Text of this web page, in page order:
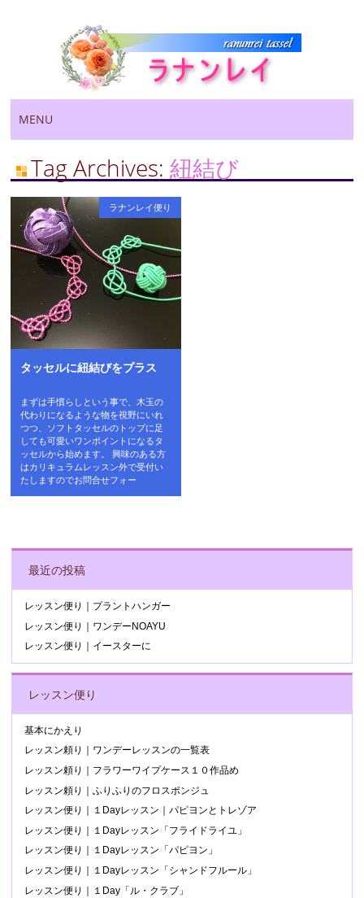
Main menu
to
MENU
Tag Archives:紐結び
ラナンレイ便り
タッセルに紐結びをプラス
まずは手慣らしという事で、木玉の
代わりになるような物を視野にいれ
つつ、ソフトタッセルのトップに足
しても可愛いワンポイントになるタ
ッセルから始めます。 興味のある方
はカリキュラムレッスン外で受付い
たしますのでお問合せフォー
最近の投稿
レッスン便り｜プラントハンガー
レッスン便り｜ワンデーNOAYU
レッスン便り｜イースターに
レッスン便り
基本にかえり
レッスン頼り｜ワンデーレッスンの一覧表
レッスン頼り｜フラワーワイプケース１０作品め
レッスン頼り｜ふりふりのフロスポンジュ
レッスン便り｜１Dayレッスン｜パピヨンとトレゾア
レッスン便り｜１Dayレッスン「フライドライユ」
レッスン便り｜１Dayレッスン「パピヨン」
レッスン便り｜１Dayレッスン「シャンドフルール」
レッスン便り｜１Day「ル・クラブ」